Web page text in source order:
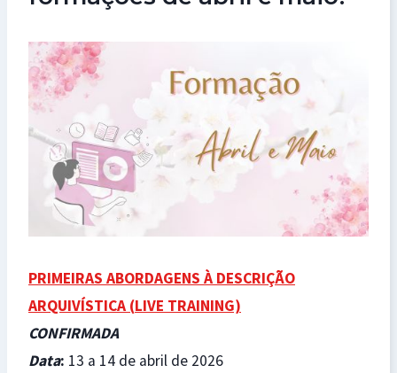
PRIMEIRAS ABORDAGENS À DESCRIÇÃO
ARQUIVÍSTICA (LIVE TRAINING)
CONFIRMADA
Data: 13 a 14 de abril de 2026